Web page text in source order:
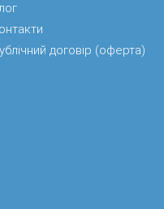
договір (оферта)